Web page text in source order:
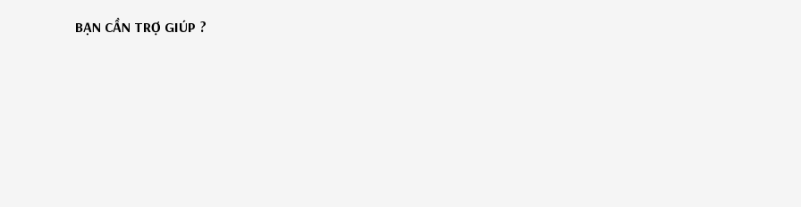
BẠN CẦN TRỢ GIÚP ?